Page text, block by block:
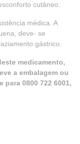
cutâneo.
médica. A
deve- se
gástrico.
medicamento,
a embalagem ou
0800 722 6001,